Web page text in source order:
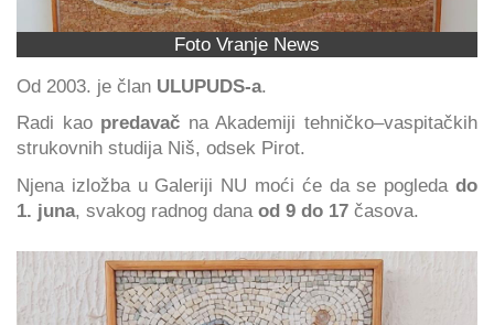
Foto Vranje News
Od 2003. je član ULUPUDS-a.
Radi kaopredavač na Akademiji tehničko–vaspitačkih
strukovnih studija Niš, odsek Pirot.
Njena izložba u Galeriji NU moći će da se pogleda do
1. juna, svakog radnog dana od 9 do 17 časova.